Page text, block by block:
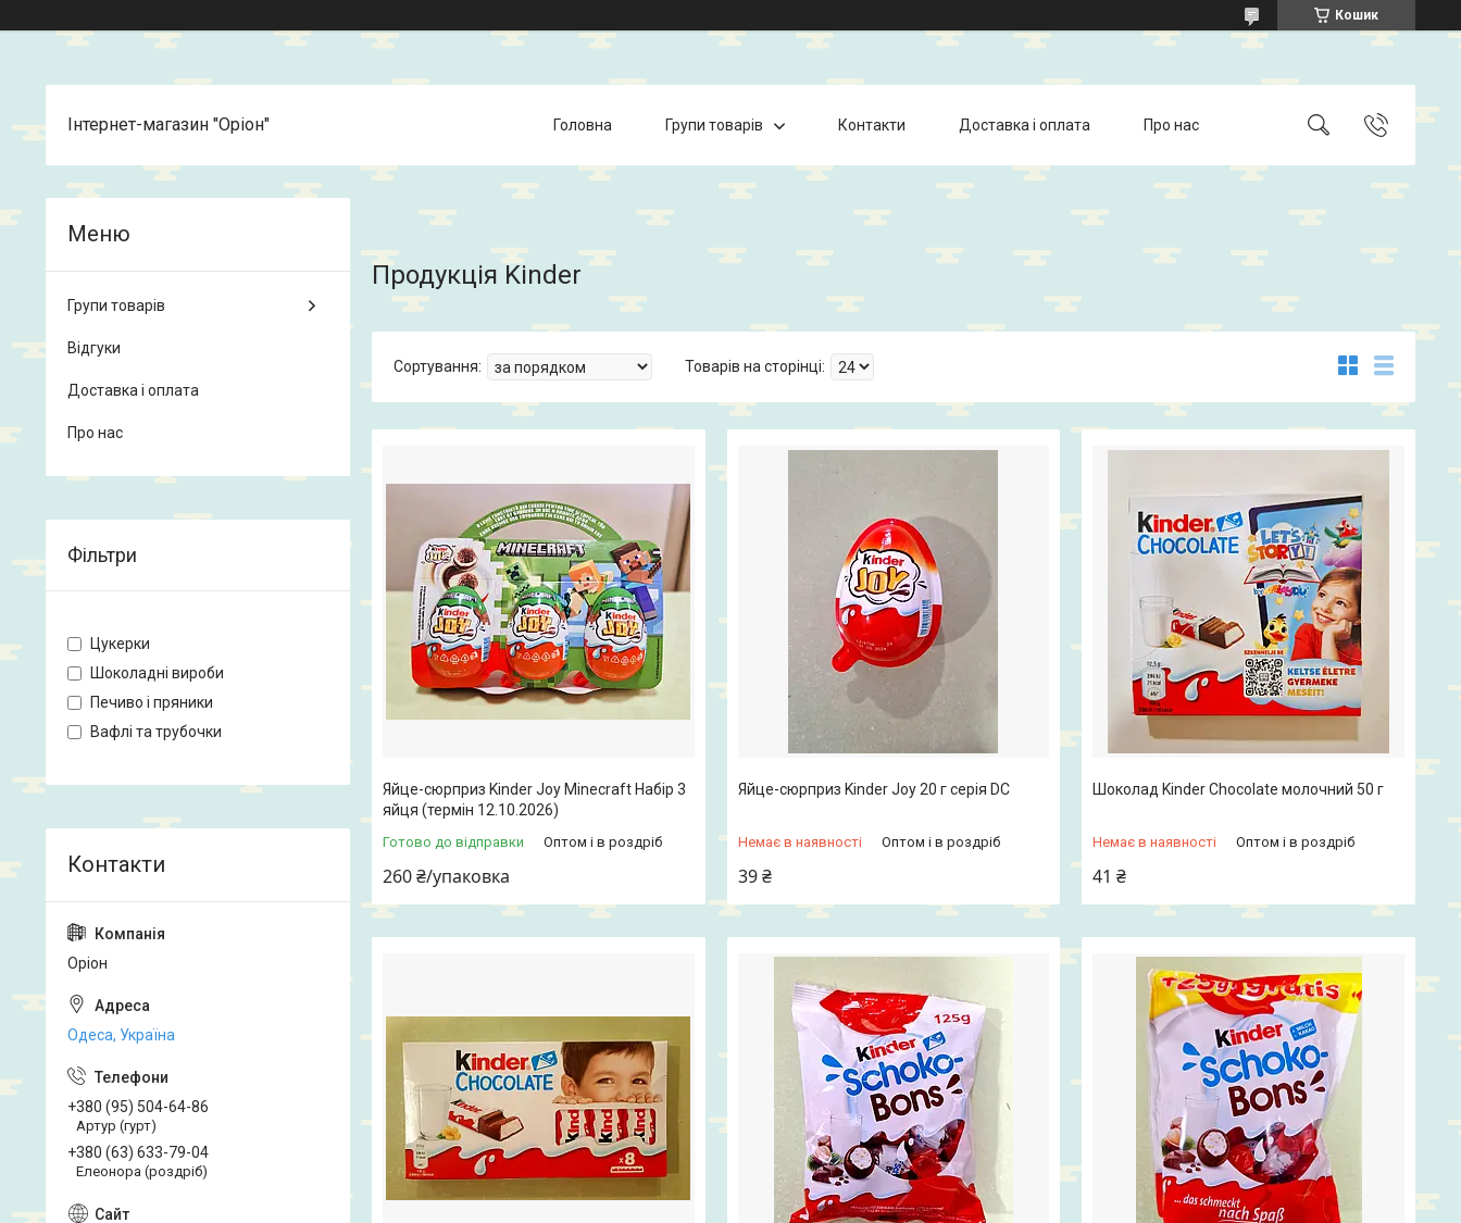
Кошик
Інтернет-магазин "Оріон" Головна Групи товарів Контакти Доставка і оплата Про нас
Продукція Kinder
Яйце-сюрприз Kinder Joy Minecraft Набір 3
яйця (термін 12.10.2026)
Готово до відправки Оптом і в роздріб
260 ₴/упаковка
Яйце-сюрприз Kinder Joy 20 г серія DC
Немає в наявності Оптом і в роздріб
39 ₴
Шоколад Kinder Chocolate молочний 50 г
Немає в наявності Оптом і в роздріб
41 ₴
Групи товарів
Відгуки
Доставка і оплата
Про нас
Фільтри
Цукерки
Шоколадні вироби
Печиво і пряники
Вафлі та трубочки
Оріон
Одеса, Україна
+380 (95) 504-64-86
Артур (гурт)
+380 (63) 633-79-04
Елеонора (роздріб)